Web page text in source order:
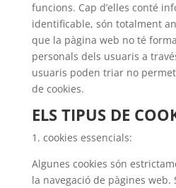
funcions. Cap d’elles conté
identificable, són totalment
que la pàgina web no té
personals dels usuaris a
usuaris poden triar no
de cookies.
ELS TIPUS DE
1. cookies essencials:
Algunes cookies són
la navegació de pàgines web.